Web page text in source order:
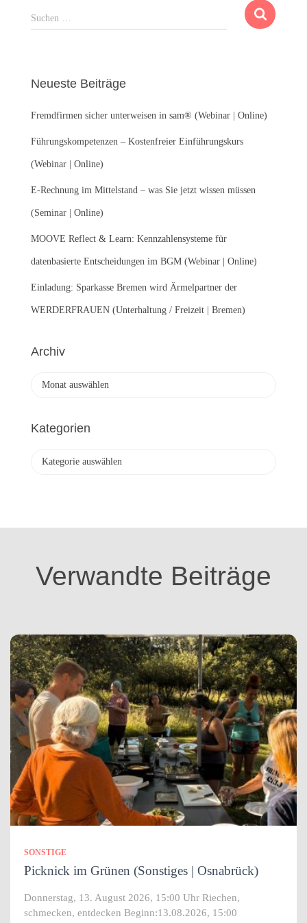
S
u
n
a
h
:
Suchen …
Neueste Beiträge
Fremdfirmen sicher unterweisen in sam® (Webinar | Online)
Führungskompetenzen – Kostenfreier Einführungskurs
(Webinar | Online)
E-Rechnung im Mittelstand – was Sie jetzt wissen müssen
(Seminar | Online)
MOOVE Reflect & Learn: Kennzahlensysteme für
datenbasierte Entscheidungen im BGM (Webinar | Online)
Einladung: Sparkasse Bremen wird Ärmelpartner der
WERDERFRAUEN (Unterhaltung / Freizeit | Bremen)
Archiv
h
Kategorien
o
Verwandte Beiträge
SONSTIGE
Picknick im Grünen (Sonstiges | Osnabrück)
Donnerstag, 13. August 2026, 15:00 Uhr Riechen,
schmecken, entdecken Beginn:13.08.2026, 15:00